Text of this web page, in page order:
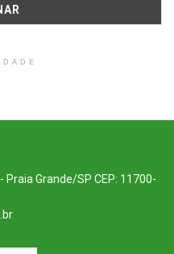
Praia Grande/SP CEP: 11700-